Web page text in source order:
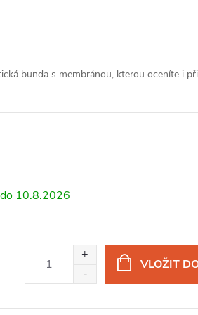
bunda s membránou, kterou oceníte i
10.8.2026
VLOŽIT